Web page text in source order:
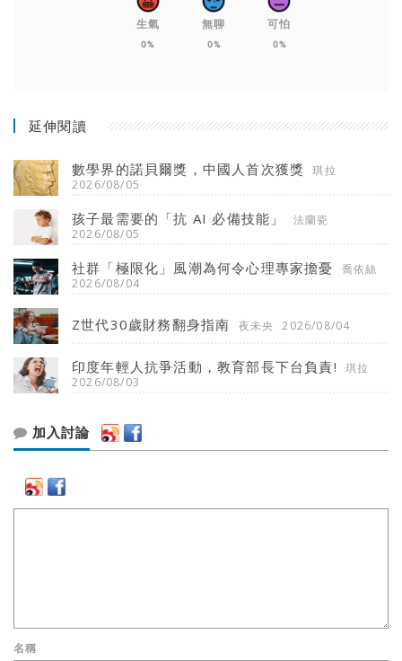
生氣
0%
無聊
0%
可怕
0%
延伸閱讀
數學界的諾貝爾獎，中國人首次獲獎
琪拉
2026/08/05
孩子最需要的「抗 AI 必備技能」
法蘭瓷
2026/08/05
社群「極限化」風潮為何令心理專家擔憂
喬依絲
2026/08/04
Z世代30歲財務翻身指南 夜未央 2026/08/04
印度年輕人抗爭活動，教育部長下台負責!
琪拉
2026/08/03
加入討論
名稱